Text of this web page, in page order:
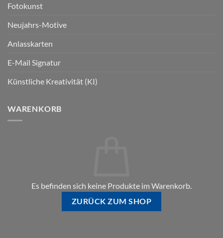
Fotokunst
Neujahrs-Motive
Anlasskarten
E-Mail Signatur
Künstliche Kreativität (KI)
WARENKORB
Es befinden sich keine Produkte im Warenkorb.
ZURÜCK ZUM SHOP